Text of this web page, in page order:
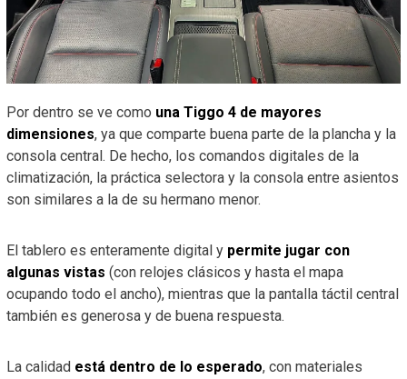
Por dentro se ve como una Tiggo 4 de mayores
dimensiones, ya que comparte buena parte de la plancha y la
consola central. De hecho, los comandos digitales de la
climatización, la práctica selectora y la consola entre asientos
son similares a la de su hermano menor.
El tablero es enteramente digital y permite jugar con
algunas vistas (con relojes clásicos y hasta el mapa
ocupando todo el ancho), mientras que la pantalla táctil central
también es generosa y de buena respuesta.
La calidad está dentro de lo esperado, con materiales